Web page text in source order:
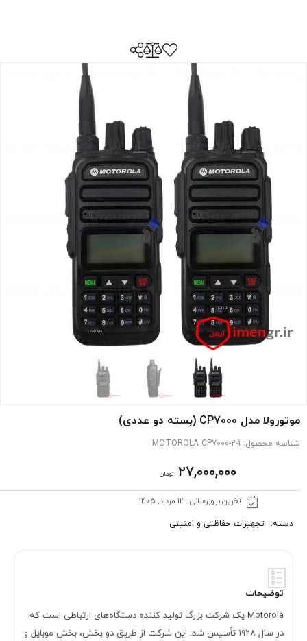
موتورولا مدل CP7000 (بسته دو عددی)
شناسه محصول: MOTOROLA CP7000-2-1
۲۷,۰۰۰,۰۰۰ تومان
آخرین بروزرسانی : 12 مرداد, 1405
دسته: تجهیزات حفاظتی و امنیتی
توضیحات
Motorola یک شرکت بزرگ تولید کننده دستگاه‌های ارتباطی است که
در سال ۱۹۲۸ تأسیس شد. این شرکت از طریق دو بخش، بخش موبایل و